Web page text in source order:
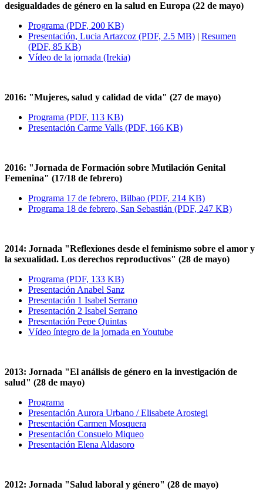
desigualdades de género en la salud en Europa (22 de mayo)
Programa (PDF, 200 KB)
Presentación, Lucia Artazcoz (PDF, 2.5 MB) | Resumen
(PDF, 85 KB)
Vídeo de la jornada (Irekia)
2016: "Mujeres, salud y calidad de vida" (27 de mayo)
Programa (PDF, 113 KB)
Presentación Carme Valls (PDF, 166 KB)
2016: "Jornada de Formación sobre Mutilación Genital
Femenina" (17/18 de febrero)
Programa 17 de febrero, Bilbao (PDF, 214 KB)
Programa 18 de febrero, San Sebastián (PDF, 247 KB)
2014: Jornada "Reflexiones desde el feminismo sobre el amor y
la sexualidad. Los derechos reproductivos" (28 de mayo)
Programa (PDF, 133 KB)
Presentación Anabel Sanz
Presentación 1 Isabel Serrano
Presentación 2 Isabel Serrano
Presentación Pepe Quintas
Vídeo íntegro de la jornada en Youtube
2013: Jornada "El análisis de género en la investigación de
salud" (28 de mayo)
Programa
Presentación Aurora Urbano / Elisabete Arostegi
Presentación Carmen Mosquera
Presentación Consuelo Miqueo
Presentación Elena Aldasoro
2012: Jornada "Salud laboral y género" (28 de mayo)